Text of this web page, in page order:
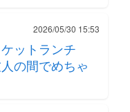
2026/05/30 15:53
ットランチ
の間でめちゃ